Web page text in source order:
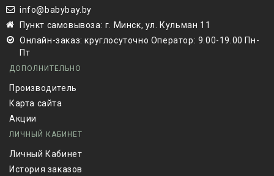
info@babybay.by
Пункт самовывоза: г. Минск, ул. Кульман 11
Онлайн-заказ: круглосуточно Оператор: 9.00-19.00 Пн-
Пт
ДОПОЛНИТЕЛЬНО
Производитель
Карта сайта
Акции
ЛИЧНЫЙ КАБИНЕТ
Личный Кабинет
История заказов